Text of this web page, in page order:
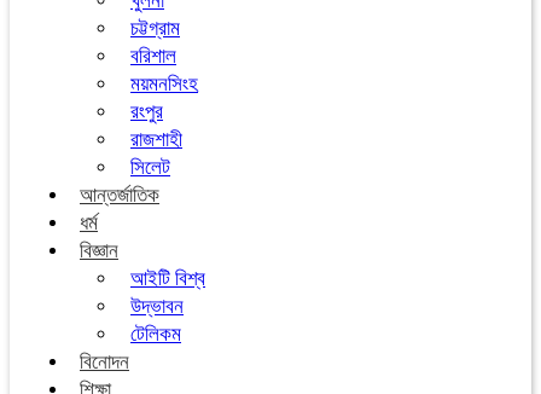
চট্টগ্রাম
বরিশাল
ময়মনসিংহ
রংপুর
রাজশাহী
সিলেট
আন্তর্জাতিক
ধর্ম
বিজ্ঞান
আইটি বিশ্ব
উদ্ভাবন
টেলিকম
বিনোদন